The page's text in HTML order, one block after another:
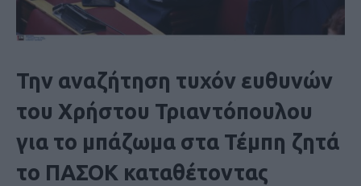
Την αναζήτηση τυχόν ευθυνών
του Χρήστου Τριαντόπουλου
για το μπάζωμα στα Τέμπη ζητά
το ΠΑΣΟΚ καταθέτοντας